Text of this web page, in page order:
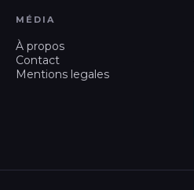
MÉDIA
À propos
Contact
Mentions legales